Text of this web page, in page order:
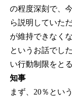
の程度深刻で、
ら説明していた
が維持できなく
というお話でし
い行動制限をと
知事
まず、20％とい